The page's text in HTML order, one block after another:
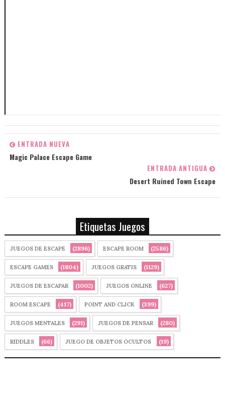
ENTRADA NUEVA
Magic Palace Escape Game
ENTRADA ANTIGUA
Desert Ruined Town Escape
Etiquetas Juegos
JUEGOS DE ESCAPE (2896) ESCAPE ROOM (2586)
ESCAPE GAMES (1804) JUEGOS GRATIS (1129)
JUEGOS DE ESCAPAR (1002) JUEGOS ONLINE (627)
ROOM ESCAPE (417) POINT AND CLICK (399)
JUEGOS MENTALES (291) JUEGOS DE PENSAR (280)
RIDDLES (66) JUEGO DE OBJETOS OCULTOS (19)